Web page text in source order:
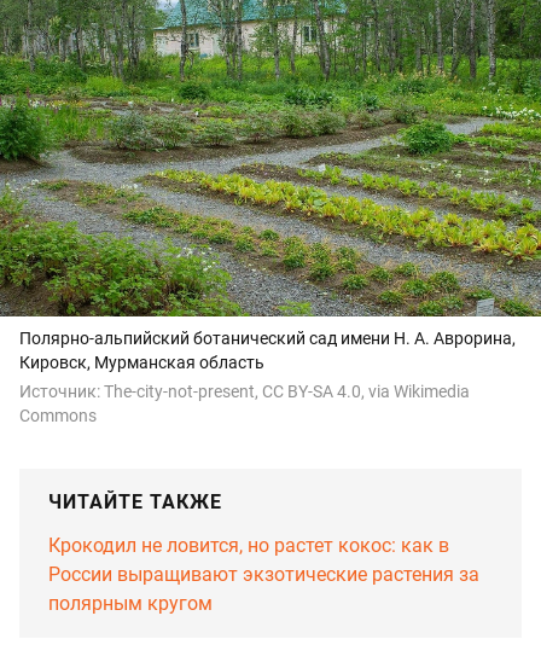
Полярно-альпийский ботанический сад имени Н. А. Аврорина,
Кировск, Мурманская область
Источник:The-city-not-present, CC BY-SA 4.0, via Wikimedia
Commons
ЧИТАЙТЕ ТАКЖЕ
Крокодил не ловится, но растет кокос: как в
России выращивают экзотические растения за
полярным кругом